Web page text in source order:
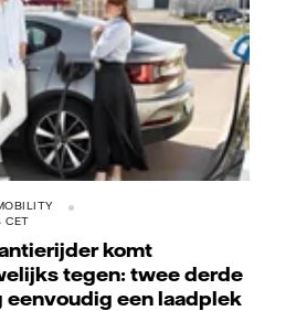
CET
komt
tegen: twee derde
een laadplek